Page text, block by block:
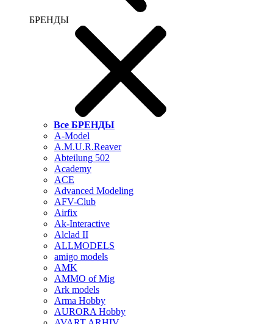
БРЕНДЫ
Все БРЕНДЫ
A-Model
A.M.U.R.Reaver
Abteilung 502
Academy
ACE
Advanced Modeling
AFV-Club
Airfix
Ak-Interactive
Alclad II
ALLMODELS
amigo models
AMK
AMMO of Mig
Ark models
Arma Hobby
AURORA Hobby